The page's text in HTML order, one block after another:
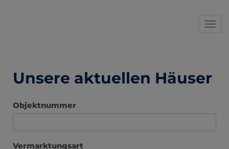
Unsere aktuellen Häuser
Objektnummer
Vermarktungsart